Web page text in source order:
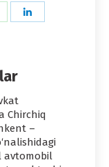
Share
Chirchiq
–
avtomobil